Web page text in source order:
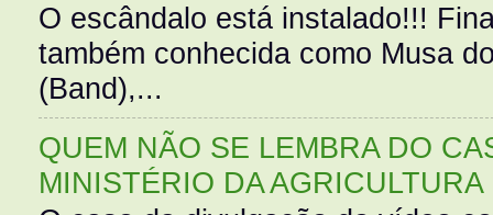
O escândalo está instalado!!!
também conhecida como Musa
(Band),...
QUEM NÃO SE LEMBRA DO
MINISTÉRIO DA AGRICULTURA